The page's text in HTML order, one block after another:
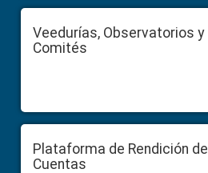
Veedurías, Observatorios y
Comités
Plataforma de Rendición de
Cuentas